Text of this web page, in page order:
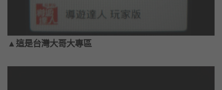
▲這是台灣大哥大專區